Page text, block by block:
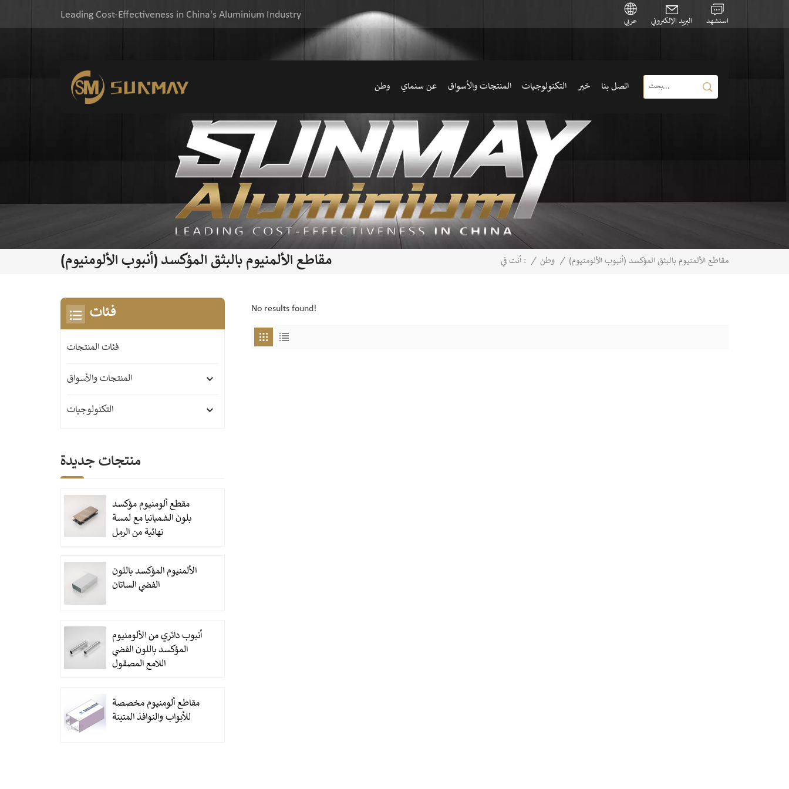
Leading Cost-Effectiveness in China's Aluminium Industry
عربي البريد الإلكتروني استشهد
وطن عن سنماي المنتجات والأسواق التكنولوجيات خبر اتصل بنا
مقاطع الألمنيوم بالبثق المؤكسد (أنبوب الألومنيوم) أنت في : / وطن / مقاطع الألمنيوم بالبثق المؤكسد (أنبوب الألومنيوم)
No results found! فئات
فئات المنتجات
المنتجات والأسواق
التكنولوجيات
منتجات جديدة
مقطع ألومنيوم مؤكسد
بلون الشمبانيا مع لمسة
نهائية من الرمل
الألمنيوم المؤكسد باللون
الفضي الساتان
أنبوب دائري من الألومنيوم
المؤكسد باللون الفضي
اللامع المصقول
مقاطع ألومنيوم مخصصة
للأبواب والنوافذ المتينة